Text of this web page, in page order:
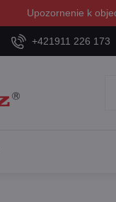
Upozornenie k
+421911 226 173